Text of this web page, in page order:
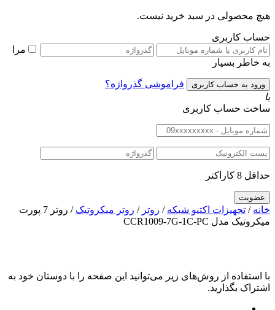
هیچ محصولی در سبد خرید نیست.
حساب کاربری
مرا
به خاطر بسپار
فراموشی گذرواژه؟
یا
ساخت حساب کاربری
حداقل 8 کاراکتر
خانه / تجهیزات اکتیو شبکه / روتر / روتر میکروتیک
/ روتر 7 پورت
میکروتیک مدل CCR1009-7G-1C-PC
با استفاده از روش‌های زیر می‌توانید این صفحه را با دوستان خود به
اشتراک بگذارید.